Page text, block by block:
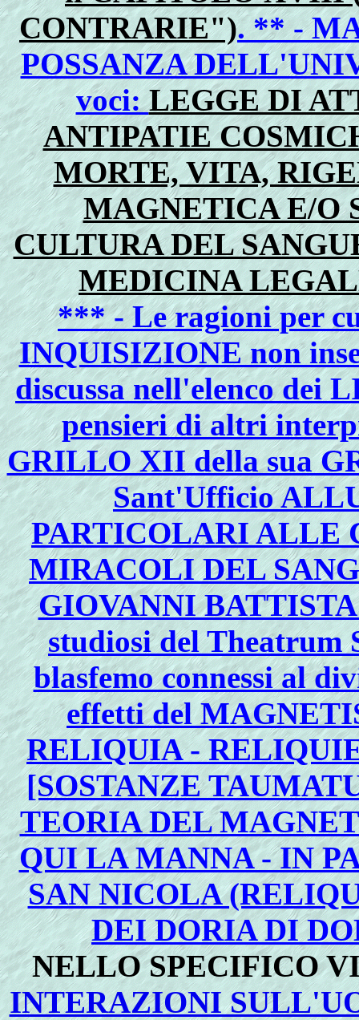
CONTRARIE"). ** -
POSSANZA
voci:LEGGE DI
ANTIPATIE
MORTE, VITA,
MAGNETICA E/O
CULTURA DEL
MEDICINA
*** - Le ragioni per
INQUISIZIONE non
discussa nell'elenco dei
pensieri di altri
GRILLO XII della sua
Sant'Ufficio
PARTICOLARI ALLE
MIRACOLI DEL
GIOVANNI
studiosi del Theatrum
blasfemo connessi al
effetti del
RELIQUIA -
[SOSTANZE
TEORIA DEL
QUI LA MANNA - IN
SAN NICOLA
DEI DORIA DI
NELLO SPECIFICO
INTERAZIONI